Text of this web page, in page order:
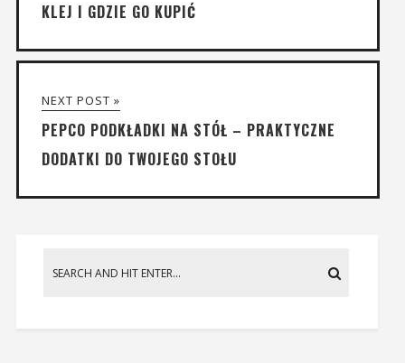
KLEJ I GDZIE GO KUPIĆ
NEXT POST »
PEPCO PODKŁADKI NA STÓŁ – PRAKTYCZNE
DODATKI DO TWOJEGO STOŁU